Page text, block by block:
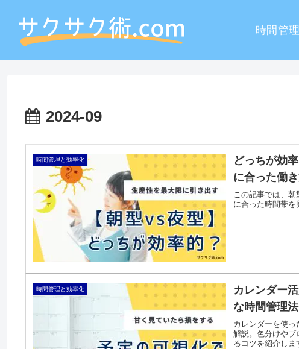
時間管
2024-09
時間管理と効率化
どっちが効
に合った働
この記事では、
に合った時間帯を
時間管理と効率化
カレンダー
な時間管理法
カレンダーを使
解説。色分けやブ
るコツを紹介しま